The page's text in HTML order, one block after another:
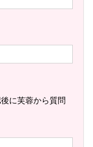
に芙蓉から質問